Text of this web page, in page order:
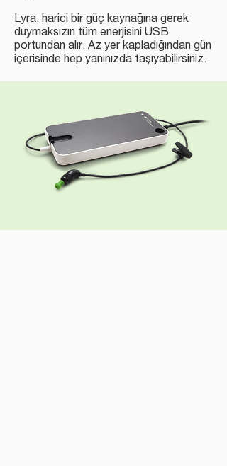
Lyra, harici bir güç kaynağına gerek
duymaksızın tüm enerjisini USB
portundan alır. Az yer kapladığından gün
içerisinde hep yanınızda taşıyabilirsiniz.